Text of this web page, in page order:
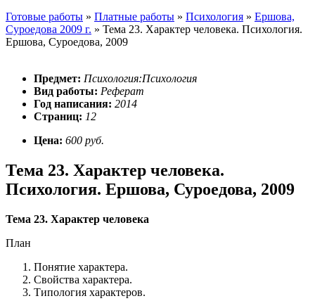
Готовые работы » Платные работы » Психология » Ершова,
Суроедова 2009 г. » Тема 23. Характер человека. Психология.
Ершова, Суроедова, 2009
Предмет: Психология:Психология
Вид работы: Реферат
Год написания: 2014
Страниц: 12
Цена: 600 руб.
Тема 23. Характер человека.
Психология. Ершова, Суроедова, 2009
Тема 23. Характер человека
План
Понятие характера.
Свойства характера.
Типология характеров.